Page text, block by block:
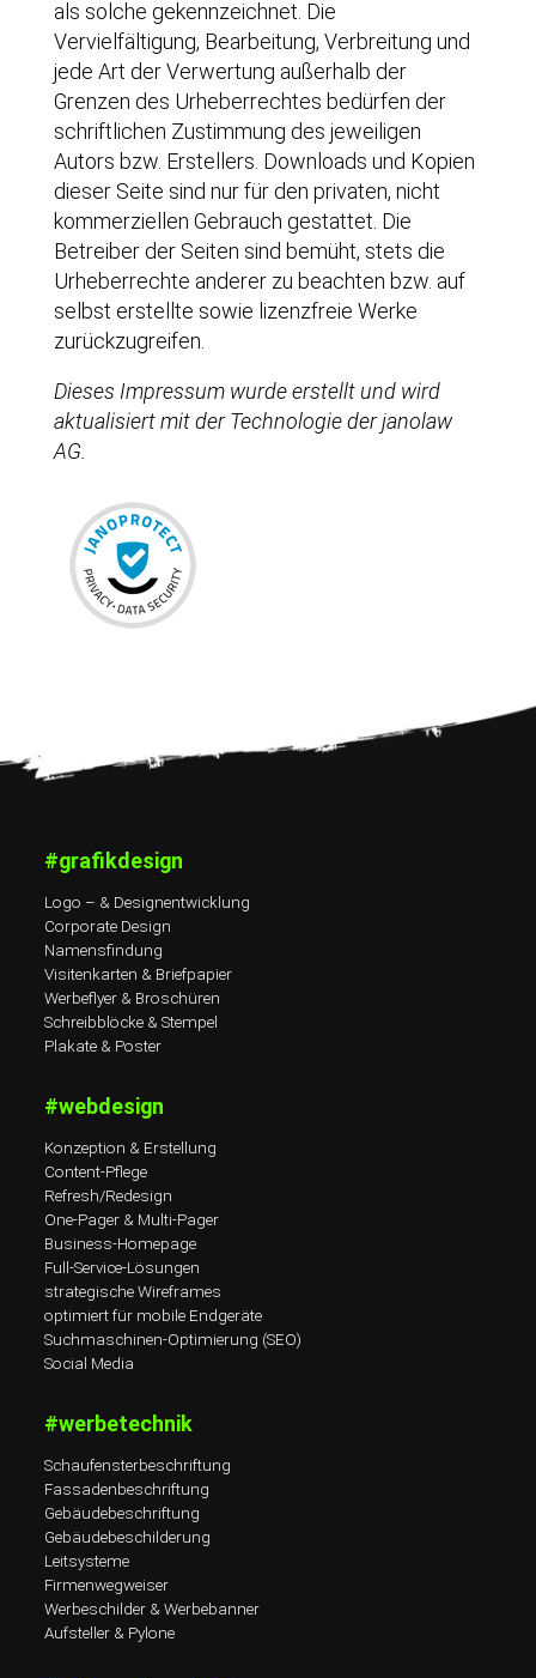
als solche gekennzeichnet. Die
Vervielfältigung, Bearbeitung, Verbreitung und
jede Art der Verwertung außerhalb der
Grenzen des Urheberrechtes bedürfen der
schriftlichen Zustimmung des jeweiligen
Autors bzw. Erstellers. Downloads und Kopien
dieser Seite sind nur für den privaten, nicht
kommerziellen Gebrauch gestattet. Die
Betreiber der Seiten sind bemüht, stets die
Urheberrechte anderer zu beachten bzw. auf
selbst erstellte sowie lizenzfreie Werke
zurückzugreifen.
Dieses Impressum wurde erstellt und wird
aktualisiert mit der Technologie der janolaw
AG.
#grafikdesign
Logo – & Designentwicklung
Corporate Design
Namensfindung
Visitenkarten & Briefpapier
Werbeflyer & Broschüren
Schreibblöcke & Stempel
Plakate & Poster
#webdesign
Konzeption & Erstellung
Content-Pflege
Refresh/Redesign
One-Pager & Multi-Pager
Business-Homepage
Full-Service-Lösungen
strategische Wireframes
optimiert für mobile Endgeräte
Suchmaschinen-Optimierung (SEO)
Social Media
#werbetechnik
Schaufensterbeschriftung
Fassadenbeschriftung
Gebäudebeschriftung
Gebäudebeschilderung
Leitsysteme
Firmenwegweiser
Werbeschilder & Werbebanner
Aufsteller & Pylone